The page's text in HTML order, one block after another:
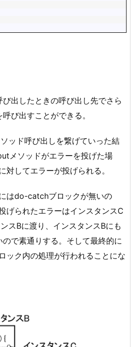
出したときの呼び出し先でさら
び出すことができる。
ッド呼び出しを繋げていった結
メソッドがエラーを投げた場
対してエラーが投げられる。
はdo-catchブロックが無いの
げられたエラーはインスタンスC
スBに渡り、インスタンスBにも
で素通りする。そして最終的に
ック内の処理が行われることにな